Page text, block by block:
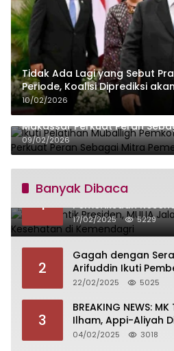
Tidak Ada Lagi yang Sebut
Periode, Koalisi Diprediksi
Cawapres di 2029
10/02/2026
Ikuti Pelatihan Muballigh
Makassar Perkuat Peran
09/02/2026
Banyak Dibaca
1
Siap Dilantik
Pemeriksaan
17/02/2025 5229
2
Gagah dengan
Arifuddin Ikuti
Magelang
22/02/2025 5025
3
BREAKING NEWS:
Ilham, Appi-Aliyah
2025
04/02/2025 3018